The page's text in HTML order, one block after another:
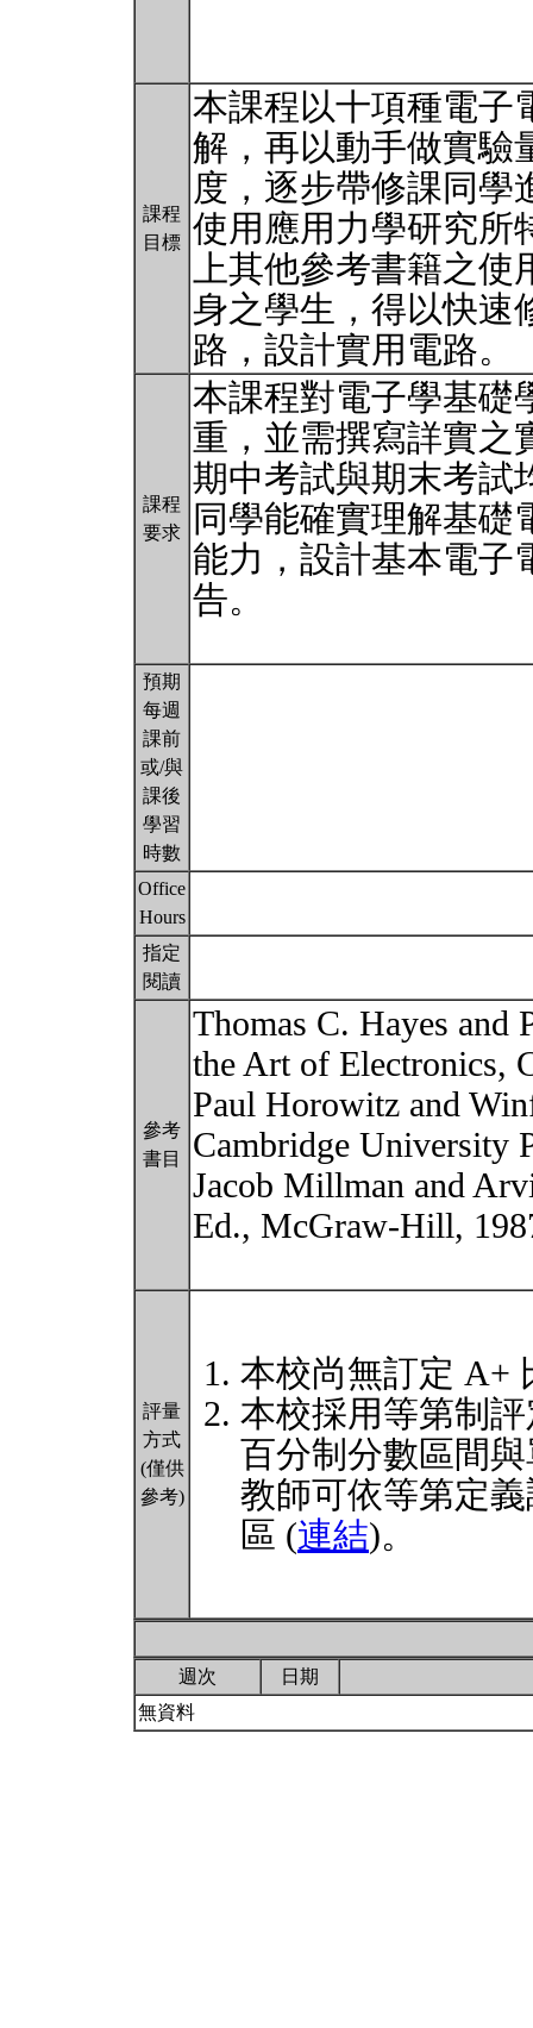
課程
目標
本課程以十項種電子
解，再以動手做實驗
度，逐步帶修課同學
使用應用力學研究所
上其他參考書籍之使
身之學生，得以快速
路，設計實用電路。
課程
要求
本課程對電子學基礎
重，並需撰寫詳實之
期中考試與期末考試
同學能確實理解基礎
能力，設計基本電子
告。
預期
每週
課前
或/與
課後
學習
時數
Office
Hours
指定
閱讀
參考
書目
Thomas C. Hayes and
the Art of Electronics,
Paul Horowitz and
Cambridge University
Jacob Millman and
Ed., McGraw-Hill,
評量
方式
(僅供
參考)
本校尚無訂定 A+
本校採用等第制
百分制分數區間
教師可依等第定
區 (連結)。
週次
日期
無資料